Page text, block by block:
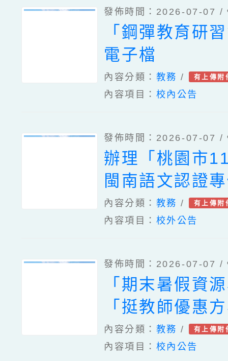
發佈時間：2026-07-07 /
「鋼彈教育研
電子檔
內容分類： 教務 / 有上傳附
內容項目： 校內公告
發佈時間：2026-07-07 /
辦理「桃園市
閩南語文認證
師資培訓」研
資訊、「桃園
手暑期培訓營
「115年語文
語字音字形組
訓營」一案
內容分類： 教務 / 有上傳附
內容項目： 校外公告
發佈時間：2026-07-07 /
「期末暑假資
「挺教師優惠
內容分類： 教務 / 有上傳附
內容項目： 校內公告